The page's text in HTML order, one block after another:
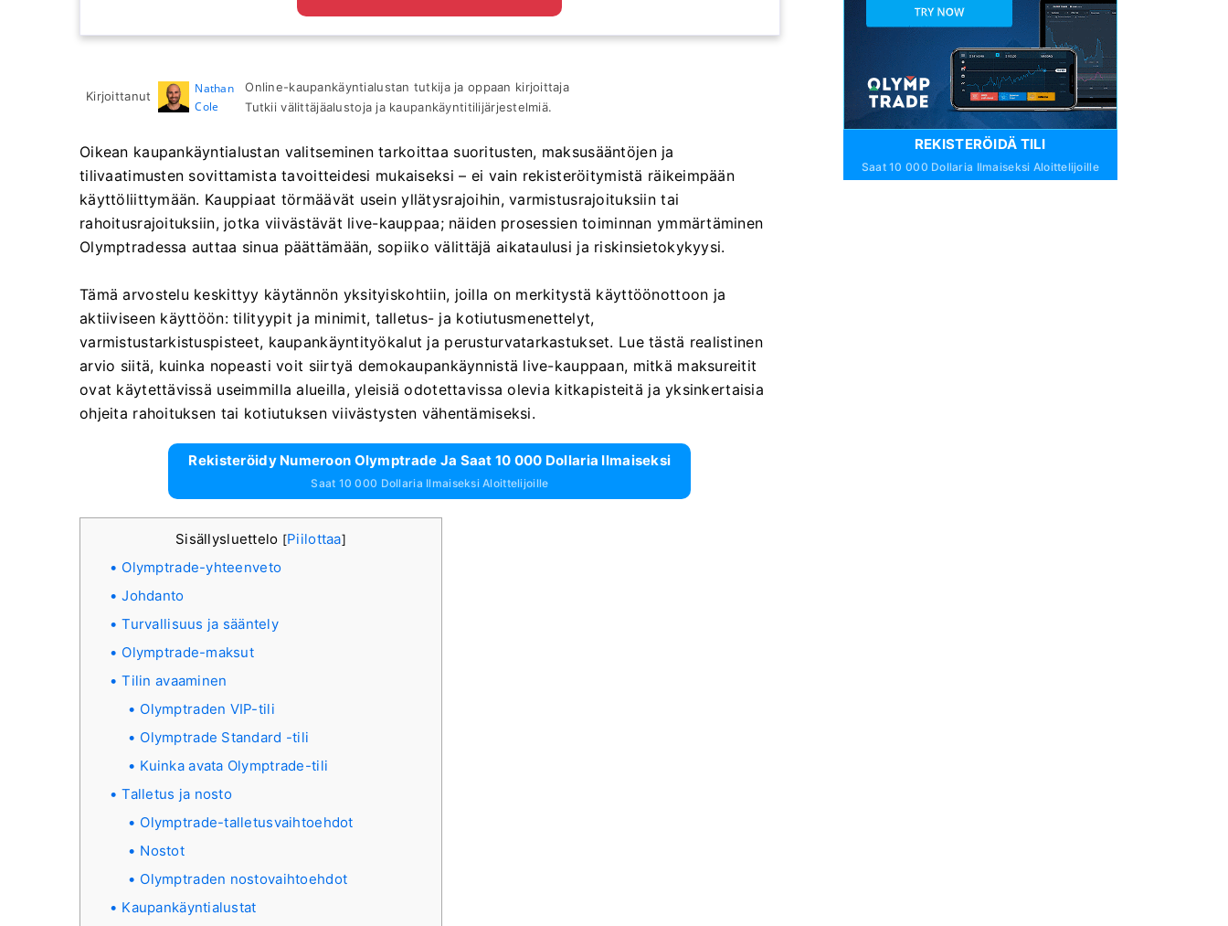
Kirjoittanut
Nathan
Cole
Online-kaupankäyntialustan tutkija ja oppaan kirjoittaja
Tutkii välittäjäalustoja ja kaupankäyntitilijärjestelmiä.
Oikean kaupankäyntialustan valitseminen tarkoittaa suoritusten, maksusääntöjen ja
tilivaatimusten sovittamista tavoitteidesi mukaiseksi – ei vain rekisteröitymistä räikeimpään
käyttöliittymään. Kauppiaat törmäävät usein yllätysrajoihin, varmistusrajoituksiin tai
rahoitusrajoituksiin, jotka viivästävät live-kauppaa; näiden prosessien toiminnan ymmärtäminen
Olymptradessa auttaa sinua päättämään, sopiiko välittäjä aikataulusi ja riskinsietokykyysi.
Tämä arvostelu keskittyy käytännön yksityiskohtiin, joilla on merkitystä käyttöönottoon ja
aktiiviseen käyttöön: tilityypit ja minimit, talletus- ja kotiutusmenettelyt,
varmistustarkistuspisteet, kaupankäyntityökalut ja perusturvatarkastukset. Lue tästä realistinen
arvio siitä, kuinka nopeasti voit siirtyä demokaupankäynnistä live-kauppaan, mitkä maksureitit
ovat käytettävissä useimmilla alueilla, yleisiä odotettavissa olevia kitkapisteitä ja yksinkertaisia ​​​​
ohjeita rahoituksen tai kotiutuksen viivästysten vähentämiseksi.
Rekisteröidy Numeroon Olymptrade Ja Saat 10 000 Dollaria Ilmaiseksi
Saat 10 000 Dollaria Ilmaiseksi Aloittelijoille
Sisällysluettelo [Piilottaa]
Olymptrade-yhteenveto
Johdanto
Turvallisuus ja sääntely
Olymptrade-maksut
Tilin avaaminen
Olymptraden VIP-tili
Olymptrade Standard -tili
Kuinka avata Olymptrade-tili
Talletus ja nosto
Olymptrade-talletusvaihtoehdot
Nostot
Olymptraden nostovaihtoehdot
Kaupankäyntialustat
REKISTERÖIDÄ TILI
Saat 10 000 Dollaria Ilmaiseksi Aloittelijoille